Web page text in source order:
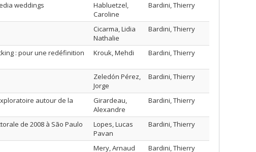
weddings
Habluetzel,
Caroline
Bardini, Thierry
Cicarma, Lidia
Nathalie
Bardini, Thierry
: pour une redéfinition
Krouk, Mehdi Bardini, Thierry
Zeledón Pérez,
Jorge
Bardini, Thierry
autour de la
Girardeau,
Alexandre
Bardini, Thierry
de 2008 à São Paulo
Lopes, Lucas
Pavan
Bardini, Thierry
Mery, Arnaud
Bardini, Thierry